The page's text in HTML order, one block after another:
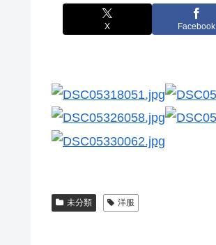
X Facebook
未分類 洋服